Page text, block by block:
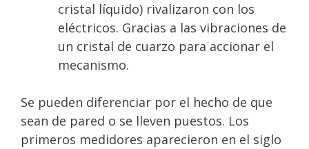
cristal líquido) rivalizaron con los
eléctricos. Gracias a las vibraciones de
un cristal de cuarzo para accionar el
mecanismo.
Se pueden diferenciar por el hecho de que
sean de pared o se lleven puestos. Los
primeros medidores aparecieron en el siglo